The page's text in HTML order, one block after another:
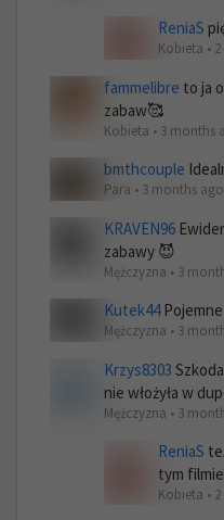
ReniaS
Kobieta •
fammelibre to ja
zabaw🥰
Kobieta • 3 months
bmthcouple
Para • 3 months ago
KRAVEN96
zabawy 😈
Mężczyzna • 3
Kutek44
Mężczyzna • 3
Krzys8303
nie włożyła w
Mężczyzna • 3
ReniaS
tym filmie
Kobieta •